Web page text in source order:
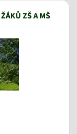
ZŠ A MŠ